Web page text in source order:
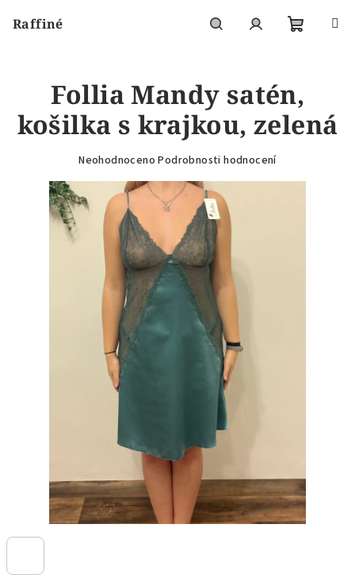
Raffiné
košík
Follia Mandy satén,
košilka s krajkou, zelená
Průměrné
produktu
je
hvězdiček.
Neohodnoceno Podrobnosti hodnocení